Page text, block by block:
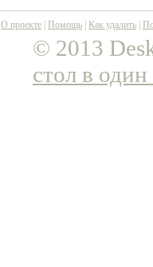
О проекте Помощь Как удалить
© 2013
стол в